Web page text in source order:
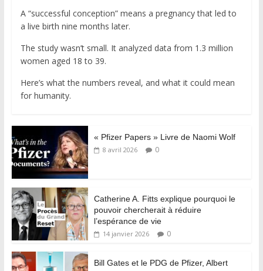
A “successful conception” means a pregnancy that led to
a live birth nine months later.
The study wasn’t small. It analyzed data from 1.3 million
women aged 18 to 39.
Here’s what the numbers reveal, and what it could mean
for humanity.
« Pfizer Papers » Livre de Naomi Wolf
8 avril 2026 0
Catherine A. Fitts explique pourquoi le
pouvoir chercherait à réduire
l’espérance de vie
14 janvier 2026 0
Bill Gates et le PDG de Pfizer, Albert